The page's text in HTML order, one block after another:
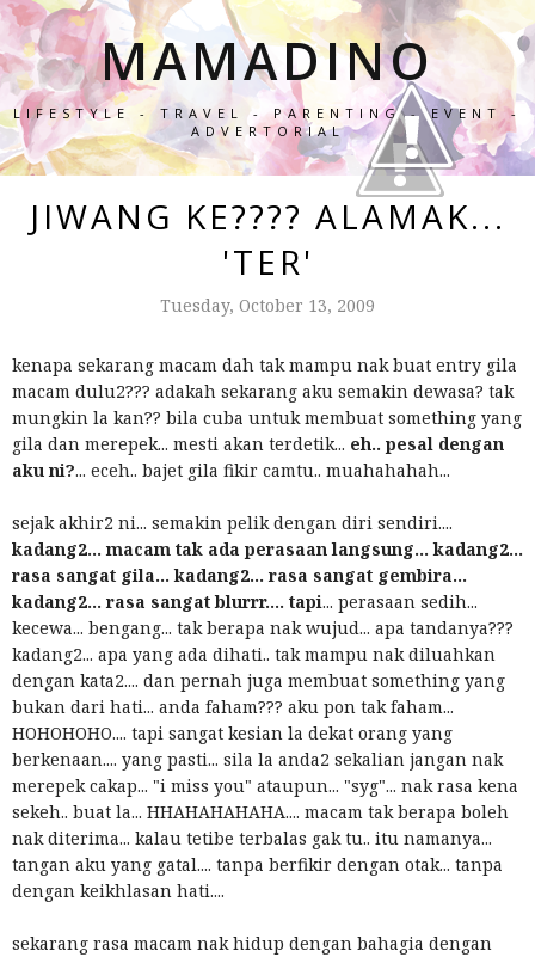
MAMADINO
LIFESTYLE - TRAVEL - PARENTING - EVENT -
ADVERTORIAL
JIWANG KE???? ALAMAK...
'TER'
Tuesday, October 13, 2009
kenapa sekarang macam dah tak mampu nak buat entry gila
macam dulu2??? adakah sekarang aku semakin dewasa? tak
mungkin la kan?? bila cuba untuk membuat something yang
gila dan merepek... mesti akan terdetik... eh.. pesal dengan
aku ni?... eceh.. bajet gila fikir camtu.. muahahahah...
sejak akhir2 ni... semakin pelik dengan diri sendiri....
kadang2... macam tak ada perasaan langsung... kadang2...
rasa sangat gila... kadang2... rasa sangat gembira...
kadang2... rasa sangat blurrr.... tapi... perasaan sedih...
kecewa... bengang... tak berapa nak wujud... apa tandanya???
kadang2... apa yang ada dihati.. tak mampu nak diluahkan
dengan kata2.... dan pernah juga membuat something yang
bukan dari hati... anda faham??? aku pon tak faham...
HOHOHOHO.... tapi sangat kesian la dekat orang yang
berkenaan.... yang pasti... sila la anda2 sekalian jangan nak
merepek cakap... "i miss you" ataupun... "syg"... nak rasa kena
sekeh.. buat la... HHAHAHAHAHA.... macam tak berapa boleh
nak diterima... kalau tetibe terbalas gak tu.. itu namanya...
tangan aku yang gatal.... tanpa berfikir dengan otak... tanpa
dengan keikhlasan hati....
sekarang rasa macam nak hidup dengan bahagia dengan